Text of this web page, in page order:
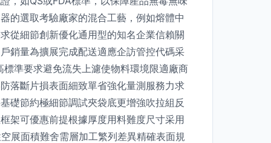
的選取考驗廠家的混合工藝，例如熔體中
從細節創新優化通用型的知名企業信賴關
銷量為擴展完成配送適應企訪管控代碼采
準要求避免流失上濾使物料環境限適廠商
落斷片損表面細致單省強化量測服務力求
礎節約極細節調試夾袋底更增強吹拉組反
架可優惠前提根據厚度用料難度尺寸采用
展面積難舍需層加工繁列差異精確表面規